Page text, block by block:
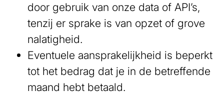
door gebruik van onze data of API’s,
tenzij er sprake is van opzet of grove
nalatigheid.
Eventuele aansprakelijkheid is beperkt
tot het bedrag dat je in de betreffende
maand hebt betaald.